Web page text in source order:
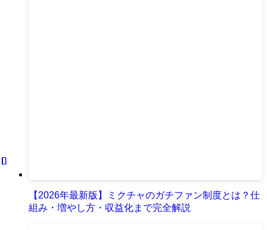
【2026年最新版】ミクチャのガチファン制度とは？仕
組み・増やし方・収益化まで完全解説